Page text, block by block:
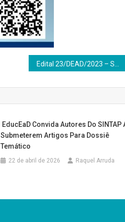
EducEaD Convida Autores Do SINTAP
Submeterem Artigos Para Dossiê
Temático
22 de abril de 2026 Raquel Arruda